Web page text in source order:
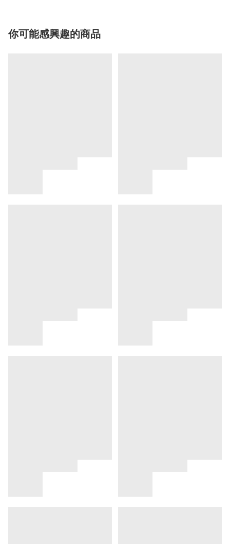
你可能感興趣的商品